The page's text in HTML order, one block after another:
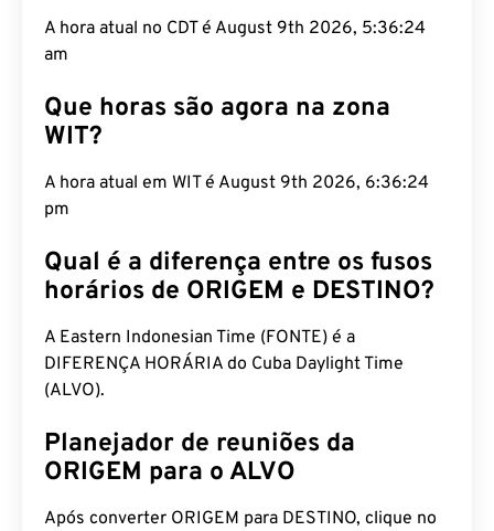
A hora atual no CDT é August 9th 2026, 5:36:25
am
Que horas são agora na zona
WIT?
A hora atual em WIT é August 9th 2026, 6:36:25
pm
Qual é a diferença entre os fusos
horários de ORIGEM e DESTINO?
A Eastern Indonesian Time (FONTE) é a
DIFERENÇA HORÁRIA do Cuba Daylight Time
(ALVO).
Planejador de reuniões da
ORIGEM para o ALVO
Após converter ORIGEM para DESTINO, clique no